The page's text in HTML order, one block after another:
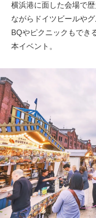
横浜港に面した会場で
ながらドイツビールや
BQやピクニックもでき
本イベント。